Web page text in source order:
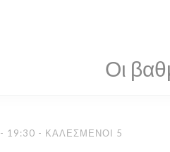
Οι
- 19:30 - ΚΑΛΕΣΜΈΝΟΙ 5